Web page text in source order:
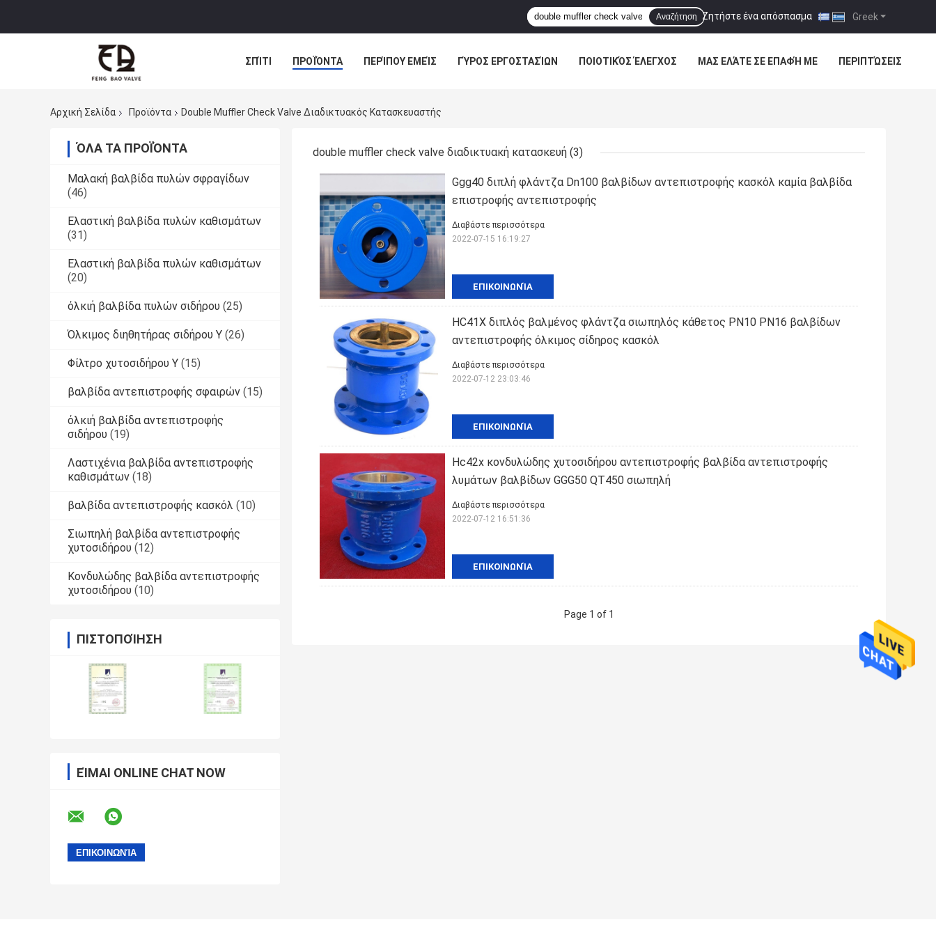
Greek
Ζητήστε ένα απόσπασμα |
Αναζήτηση
ΣΠΊΤΙ ΠΡΟΪΌΝΤΑ ΠΕΡΊΠΟΥ ΕΜΕΊΣ ΓΎΡΟΣ ΕΡΓΟΣΤΑΣΊΩΝ ΠΟΙΟΤΙΚΌΣ ΈΛΕΓΧΟΣ ΜΑΣ ΕΛΆΤΕ ΣΕ ΕΠΑΦΉ ΜΕ ΠΕΡΙΠΤΏΣΕΙΣ
Αρχική Σελίδα Προϊόντα Double Muffler Check Valve Διαδικτυακός Κατασκευαστής
ΌΛΑ ΤΑ ΠΡΟΪΌΝΤΑ
Μαλακή βαλβίδα πυλών σφραγίδων
(46)
Ελαστική βαλβίδα πυλών καθισμάτων
(31)
Ελαστική βαλβίδα πυλών καθισμάτων
(20)
όλκιή βαλβίδα πυλών σιδήρου (25)
Όλκιμος διηθητήρας σιδήρου Υ (26)
Φίλτρο χυτοσιδήρου Υ (15)
βαλβίδα αντεπιστροφής σφαιρών (15)
όλκιή βαλβίδα αντεπιστροφής
σιδήρου (19)
Λαστιχένια βαλβίδα αντεπιστροφής
καθισμάτων (18)
βαλβίδα αντεπιστροφής κασκόλ (10)
Σιωπηλή βαλβίδα αντεπιστροφής
χυτοσιδήρου (12)
Κονδυλώδης βαλβίδα αντεπιστροφής
χυτοσιδήρου (10)
ΠΙΣΤΟΠΟΊΗΣΗ
ΕΊΜΑΙ ONLINE CHAT NOW
double muffler check valve διαδικτυακή κατασκευή (3)
Ggg40 διπλή φλάντζα Dn100 βαλβίδων αντεπιστροφής κασκόλ καμία βαλβίδα
επιστροφής αντεπιστροφής
ΕΠΙΚΟΙΝΩΝΊΑ
Διαβάστε περισσότερα
2022-07-15 16:19:27
HC41X διπλός βαλμένος φλάντζα σιωπηλός κάθετος PN10 PN16 βαλβίδων
αντεπιστροφής όλκιμος σίδηρος κασκόλ
ΕΠΙΚΟΙΝΩΝΊΑ
Διαβάστε περισσότερα
2022-07-12 23:03:46
Hc42x κονδυλώδης χυτοσιδήρου αντεπιστροφής βαλβίδα αντεπιστροφής
λυμάτων βαλβίδων GGG50 QT450 σιωπηλή
ΕΠΙΚΟΙΝΩΝΊΑ
Διαβάστε περισσότερα
2022-07-12 16:51:36
Page 1 of 1